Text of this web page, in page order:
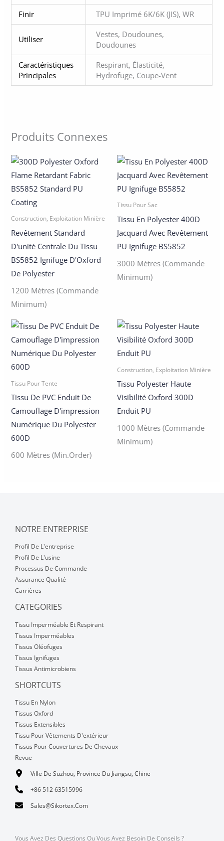
Finir
TPU Imprimé 6K/6K (JIS), WR
Utiliser
Vestes, Doudounes,
Doudounes
Caractéristiques
Principales
Respirant, Élasticité,
Hydrofuge, Coupe-Vent
Produits Connexes
Construction, Exploitation Minière
Revêtement Standard
D'unité Centrale Du Tissu
BS5852 Ignifuge D'Oxford
De Polyester
1200 Mètres (commande
Minimum)
Tissu Pour Sac
Tissu En Polyester 400D
Jacquard Avec Revêtement
PU Ignifuge BS5852
3000 Mètres (commande
Minimum)
Tissu Pour Tente
Tissu De PVC Enduit De
Camouflage D'impression
Numérique Du Polyester
600D
600 Mètres (Min.Order)
Construction, Exploitation Minière
Tissu Polyester Haute
Visibilité Oxford 300D
Enduit PU
1000 Mètres (commande
Minimum)
NOTRE ENTREPRISE
Profil De L'entreprise
Profil De L'usine
Processus De Commande
Assurance Qualité
Carrières
CATEGORIES
Tissu Imperméable Et Respirant
Tissus Imperméables
Tissus Oléofuges
Tissus Ignifuges
Tissus Antimicrobiens
SHORTCUTS
Tissu En Nylon
Tissus Oxford
Tissus Extensibles
Tissu Pour Vêtements D'extérieur
Tissus Pour Couvertures De Chevaux
Revue
Ville De Suzhou, Province Du Jiangsu, Chine
+86 512 63515996
Sales@sikortex.com
Vous Avez Des Questions Ou Vous Avez Besoin De Conseils ?